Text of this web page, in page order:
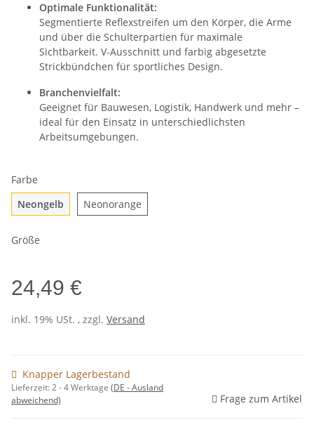
Optimale Funktionalität:
Segmentierte Reflexstreifen um den Körper, die Arme
und über die Schulterpartien für maximale
Sichtbarkeit. V-Ausschnitt und farbig abgesetzte
Strickbündchen für sportliches Design.
Branchenvielfalt:
Geeignet für Bauwesen, Logistik, Handwerk und mehr –
ideal für den Einsatz in unterschiedlichsten
Arbeitsumgebungen.
Farbe
Neongelb Neongelb
Neonorange
Größe
24,49 €
inkl. 19% USt. , zzgl. Versand
Knapper Lagerbestand
Lieferzeit:2 - 4 Werktage (DE - Ausland
abweichend)
Frage zum Artikel